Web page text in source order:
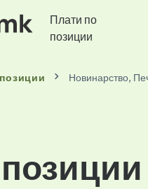
Плати по
позиции
Новинарство,